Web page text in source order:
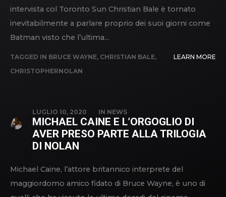
intervista col Toronto Sun Christian Bale è tornato
inevitabilmente a parlare proprio dei suoi giorni come
Batman visto che l’ultima...
TAGGED IN BRUCE WAYNE, CHRISTIAN BALE,
CHRISTOPHERNOLAN
LEARN MORE
LUGLIO 10, 2020 IN NEWS
MICHAEL CAINE E L’ORGOGLIO DI
AVER PRESO PARTE ALLA TRILOGIA
DI NOLAN
Michael Caine, l’attore britannico interprete del
maggiordomo amico fidato di Bruce Wayne, è uno di